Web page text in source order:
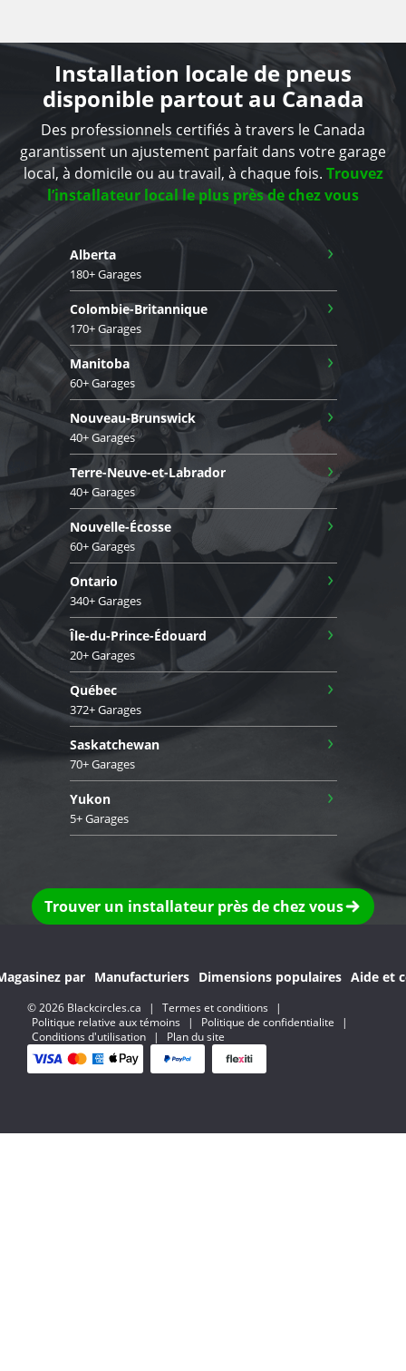
Installation locale de pneus
disponible partout au Canada
Des professionnels certifiés à travers le Canada
garantissent un ajustement parfait dans votre garage
local, à domicile ou au travail, à chaque fois. Trouvez
l’installateur local le plus près de chez vous
Alberta
180+ Garages
›
Colombie-Britannique
170+ Garages
›
Manitoba
60+ Garages
›
Nouveau-Brunswick
40+ Garages
›
Terre-Neuve-et-Labrador
40+ Garages
›
Nouvelle-Écosse
60+ Garages
›
Ontario
340+ Garages
›
Île-du-Prince-Édouard
20+ Garages
›
Québec
372+ Garages
›
Saskatchewan
70+ Garages
›
Yukon
5+ Garages
›
Trouver un installateur près de chez vous
par Manufacturiers Dimensions populaires Aide et
© 2026 Blackcircles.ca | Termes et conditions
|
Politique relative aux témoins
| Politique de confidentialite
|
Conditions d'utilisation
| Plan du site